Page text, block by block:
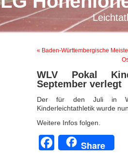
« Baden-Württembergische
WLV Pokal
September verlegt
Der für den Juli in
Kinderleichtathletik wurde
Weitere Infos folgen.
Facebook
Share